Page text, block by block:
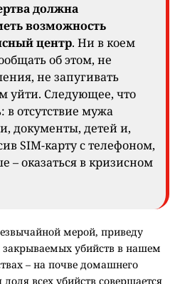
должна
возможность
центр. Ни в коем
об этом, не
не запугивать
уйти. Следующее, что
в отсутствие мужа
документы, детей и,
SIM-карту с телефоном,
– оказаться в кризисном
мерой, приведу
закрываемых убийств в нашем
– на почве домашнего
всех убийств совершается